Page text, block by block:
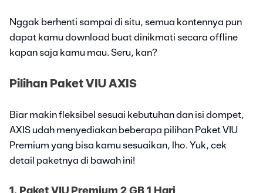
Nggak berhenti sampai di situ, semua kontennya pun
dapat kamu download buat dinikmati secara offline
kapan saja kamu mau. Seru, kan?
Pilihan Paket VIU AXIS
Biar makin fleksibel sesuai kebutuhan dan isi dompet,
AXIS udah menyediakan beberapa pilihan Paket VIU
Premium yang bisa kamu sesuaikan, lho. Yuk, cek
detail paketnya di bawah ini!